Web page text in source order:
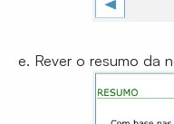
e. Rever o resumo da